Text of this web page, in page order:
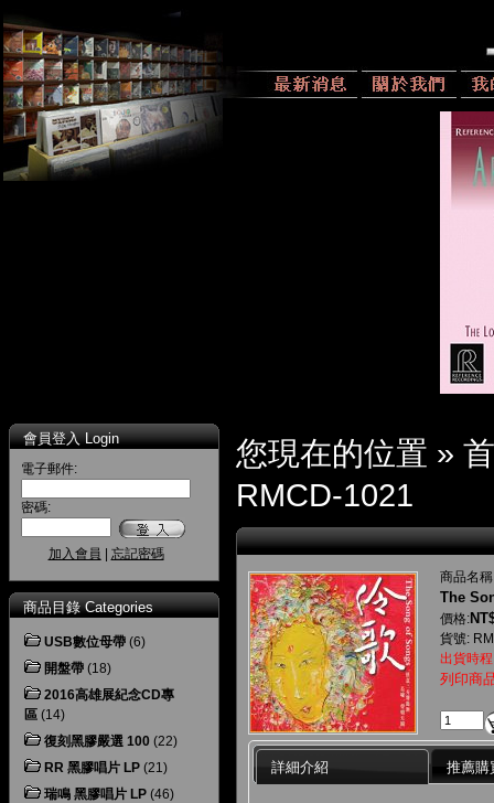
會員登入 Login
電子郵件:
密碼:
加入會員 忘記密碼
商品目錄 Categories
USB數位母帶 (6)
開盤帶 (18)
2016高雄展紀念CD專
區 (14)
復刻黑膠嚴選 100 (22)
RR 黑膠唱片 LP (21)
瑞鳴 黑膠唱片 LP (46)
您現在的位置 »
RMCD-1021
商品名
The
價格:
貨號:
出貨時
列印商
詳細介紹 推薦購